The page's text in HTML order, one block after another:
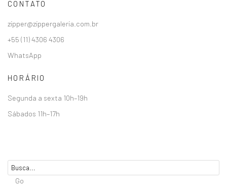
CONTATO
zipper@zippergaleria.com.br
+55 (11) 4306 4306
WhatsApp
HORÁRIO
Segunda a sexta 10h–19h
Sábados 11h–17h
Go